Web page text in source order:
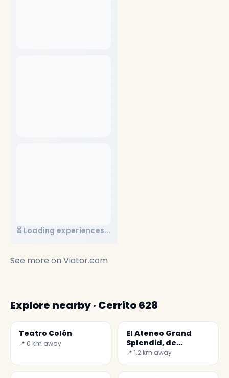
⏳ Loading experiences...
See more on Viator.com
Explore nearby · Cerrito 628
Teatro Colón
📍 0 km away
El Ateneo Grand
Splendid, de
beroemde
📍 1.2 km away